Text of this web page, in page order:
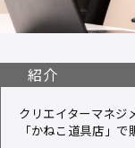
紹介
クリエイターマネ
「かねこ道具店」